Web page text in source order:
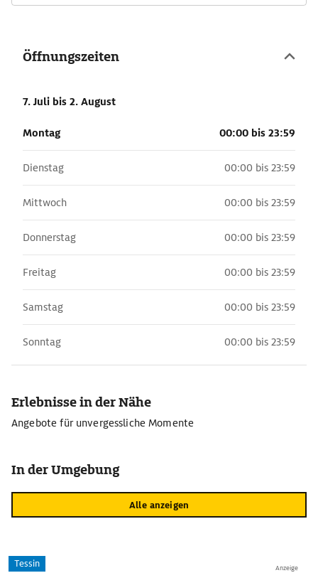
Öffnungszeiten
7. Juli bis 2. August
Montag 00:00 bis 23:59
Dienstag 00:00 bis 23:59
Mittwoch 00:00 bis 23:59
Donnerstag 00:00 bis 23:59
Freitag 00:00 bis 23:59
Samstag 00:00 bis 23:59
Sonntag 00:00 bis 23:59
Erlebnisse in der Nähe
Angebote für unvergessliche Momente
In der Umgebung
Alle anzeigen
Anzeige
Tessin